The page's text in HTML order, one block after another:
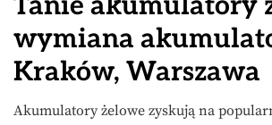
wymiana
Kraków, Warszawa
Akumulatory żelowe zyskują na